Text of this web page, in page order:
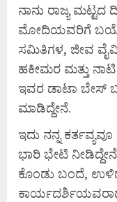
ನಾನು ರಾಜ್ಯ
ಮೋದಿಯವರಿಗೆ
ಸಮಿತಿಗಳ, ಜೀವ
ಹಕೀಮರ ಮತ್ತು
ಇವರ ಡಾಟಾ ಬೇಸ್
ಮಾಡಿದ್ದೇನೆ.
ಇದು ನನ್ನ
ಭಾರಿ ಭೇಟಿ
ಕೊಂಡು ಬಂದೆ,